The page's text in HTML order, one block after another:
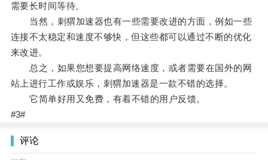
需要长时间等待。
当然，刺猬加速器也有一些需要改进的方面，例如一些
连接不太稳定和速度不够快，但这些都可以通过不断的优化
来改进。
总之，如果您想要提高网络速度，或者需要在国外的网
站上进行工作或娱乐，刺猬加速器是一款不错的选择。
它简单好用又免费，有着不错的用户反馈。
#3#
评论